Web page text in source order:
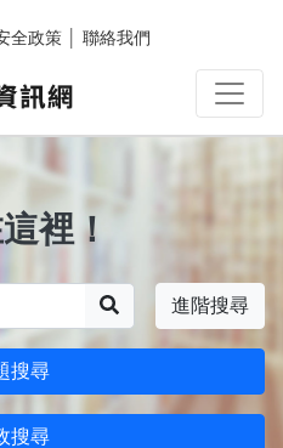
全政策 聯絡我們
裡！
進階搜尋
搜尋
搜尋